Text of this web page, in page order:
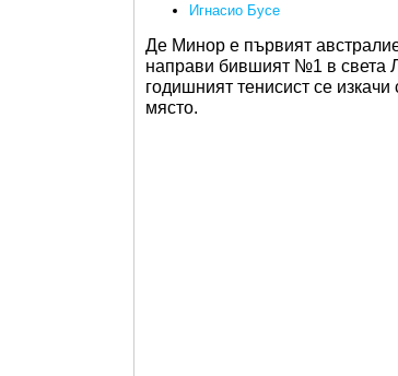
Игнасио Бусе
Де Минор е първият
направи бившият №1 в света
годишният тенисист се
място.